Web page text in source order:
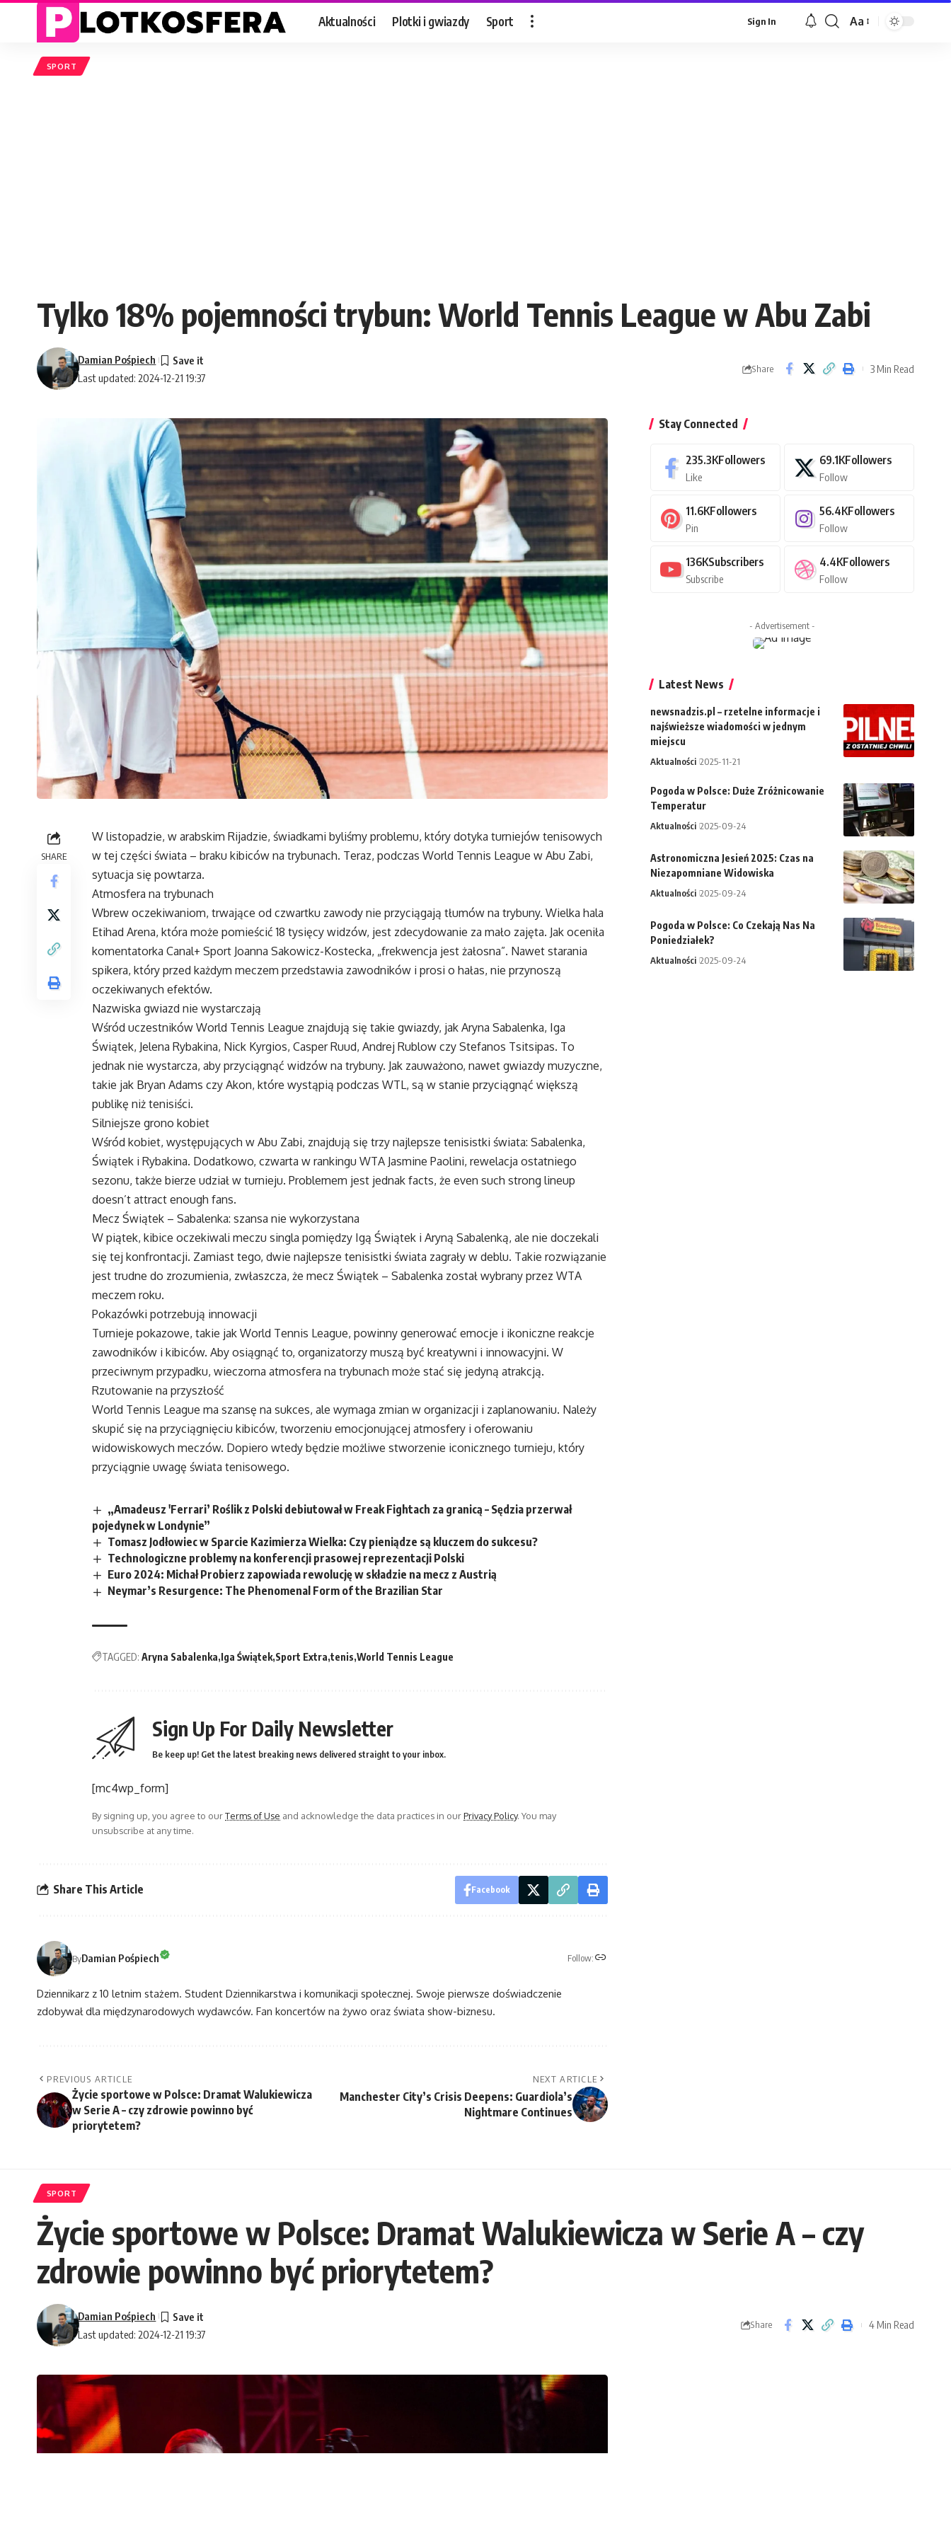
Aktualności Plotki i gwiazdy Sport Sign In
Font
Aa
SPORT
Tylko 18% pojemności trybun: World Tennis League w Abu Zabi
Last updated: 2024-12-21 19:37
Damian Pośpiech
Share 3 Min Read
SHARE
W listopadzie, w arabskim Rijadzie, świadkami byliśmy problemu, który dotyka turniejów tenisowych
w tej części świata – braku kibiców na trybunach. Teraz, podczas World Tennis League w Abu Zabi,
sytuacja się powtarza.
Atmosfera na trybunach
Wbrew oczekiwaniom, trwające od czwartku zawody nie przyciągają tłumów na trybuny. Wielka hala
Etihad Arena, która może pomieścić 18 tysięcy widzów, jest zdecydowanie za mało zajęta. Jak oceniła
komentatorka Canal+ Sport Joanna Sakowicz-Kostecka, „frekwencja jest żałosna”. Nawet starania
spikera, który przed każdym meczem przedstawia zawodników i prosi o hałas, nie przynoszą
oczekiwanych efektów.
Nazwiska gwiazd nie wystarczają
Wśród uczestników World Tennis League znajdują się takie gwiazdy, jak Aryna Sabalenka, Iga
Świątek, Jelena Rybakina, Nick Kyrgios, Casper Ruud, Andrej Rublow czy Stefanos Tsitsipas. To
jednak nie wystarcza, aby przyciągnąć widzów na trybuny. Jak zauważono, nawet gwiazdy muzyczne,
takie jak Bryan Adams czy Akon, które wystąpią podczas WTL, są w stanie przyciągnąć większą
publikę niż tenisiści.
Silniejsze grono kobiet
Wśród kobiet, występujących w Abu Zabi, znajdują się trzy najlepsze tenisistki świata: Sabalenka,
Świątek i Rybakina. Dodatkowo, czwarta w rankingu WTA Jasmine Paolini, rewelacja ostatniego
sezonu, także bierze udział w turnieju. Problemem jest jednak facts, że even such strong lineup
doesn’t attract enough fans.
Mecz Świątek – Sabalenka: szansa nie wykorzystana
W piątek, kibice oczekiwali meczu singla pomiędzy Igą Świątek i Aryną Sabalenką, ale nie doczekali
się tej konfrontacji. Zamiast tego, dwie najlepsze tenisistki świata zagrały w deblu. Takie rozwiązanie
jest trudne do zrozumienia, zwłaszcza, że mecz Świątek – Sabalenka został wybrany przez WTA
meczem roku.
Pokazówki potrzebują innowacji
Turnieje pokazowe, takie jak World Tennis League, powinny generować emocje i ikoniczne reakcje
zawodników i kibiców. Aby osiągnąć to, organizatorzy muszą być kreatywni i innowacyjni. W
przeciwnym przypadku, wieczorna atmosfera na trybunach może stać się jedyną atrakcją.
Rzutowanie na przyszłość
World Tennis League ma szansę na sukces, ale wymaga zmian w organizacji i zaplanowaniu. Należy
skupić się na przyciągnięciu kibiców, tworzeniu emocjonującej atmosfery i oferowaniu
widowiskowych meczów. Dopiero wtedy będzie możliwe stworzenie iconicznego turnieju, który
przyciągnie uwagę świata tenisowego.
„Amadeusz 'Ferrari’ Roślik z Polski debiutował w Freak Fightach za granicą – Sędzia przerwał
pojedynek w Londynie”
Tomasz Jodłowiec w Sparcie Kazimierza Wielka: Czy pieniądze są kluczem do sukcesu?
Technologiczne problemy na konferencji prasowej reprezentacji Polski
Euro 2024: Michał Probierz zapowiada rewolucję w składzie na mecz z Austrią
Neymar’s Resurgence: The Phenomenal Form of the Brazilian Star
TAGGED: Aryna Sabalenka Iga Świątek Sport Extra tenis World Tennis League
Sign Up For Daily Newsletter
Be keep up! Get the latest breaking news delivered straight to your inbox.
[mc4wp_form]
By signing up, you agree to ourTerms of Use and acknowledge the data practices in ourPrivacy Policy. You may
unsubscribe at any time.
Share This Article Facebook
ByDamian Pośpiech Follow:
Dziennikarz z 10 letnim stażem. Student Dziennikarstwa i komunikacji społecznej. Swoje pierwsze doświadczenie
zdobywał dla międzynarodowych wydawców. Fan koncertów na żywo oraz świata show-biznesu.
PREVIOUS ARTICLE
Życie sportowe w Polsce: Dramat Walukiewicza
w Serie A – czy zdrowie powinno być
priorytetem?
NEXT ARTICLE
Manchester City’s Crisis Deepens: Guardiola’s
Nightmare Continues
Stay Connected
235.3KFollowers
Like
69.1KFollowers
Follow
11.6KFollowers
Pin
56.4KFollowers
Follow
136KSubscribers
Subscribe
4.4KFollowers
Follow
- Advertisement -
Latest News
newsnadzis.pl – rzetelne informacje i
najświeższe wiadomości w jednym
miejscu
Aktualności 2025-11-21
Pogoda w Polsce: Duże Zróżnicowanie
Temperatur
Aktualności 2025-09-24
Astronomiczna Jesień 2025: Czas na
Niezapomniane Widowiska
Aktualności 2025-09-24
Pogoda w Polsce: Co Czekają Nas Na
Poniedziałek?
Aktualności 2025-09-24
SPORT
Życie sportowe w Polsce: Dramat Walukiewicza w Serie A – czy
zdrowie powinno być priorytetem?
Last updated: 2024-12-21 19:37
Damian Pośpiech
Share 4 Min Read